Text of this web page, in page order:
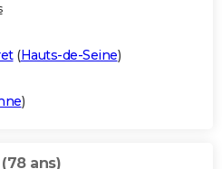
(Hauts-de-Seine)
)
(78 ans)